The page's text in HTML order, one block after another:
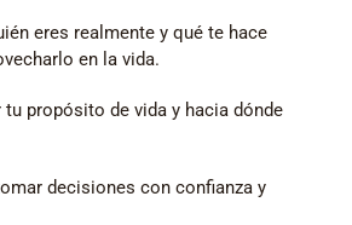
eres realmente y qué te hace
en la vida.
tu propósito de vida y hacia dónde
decisiones con confianza y